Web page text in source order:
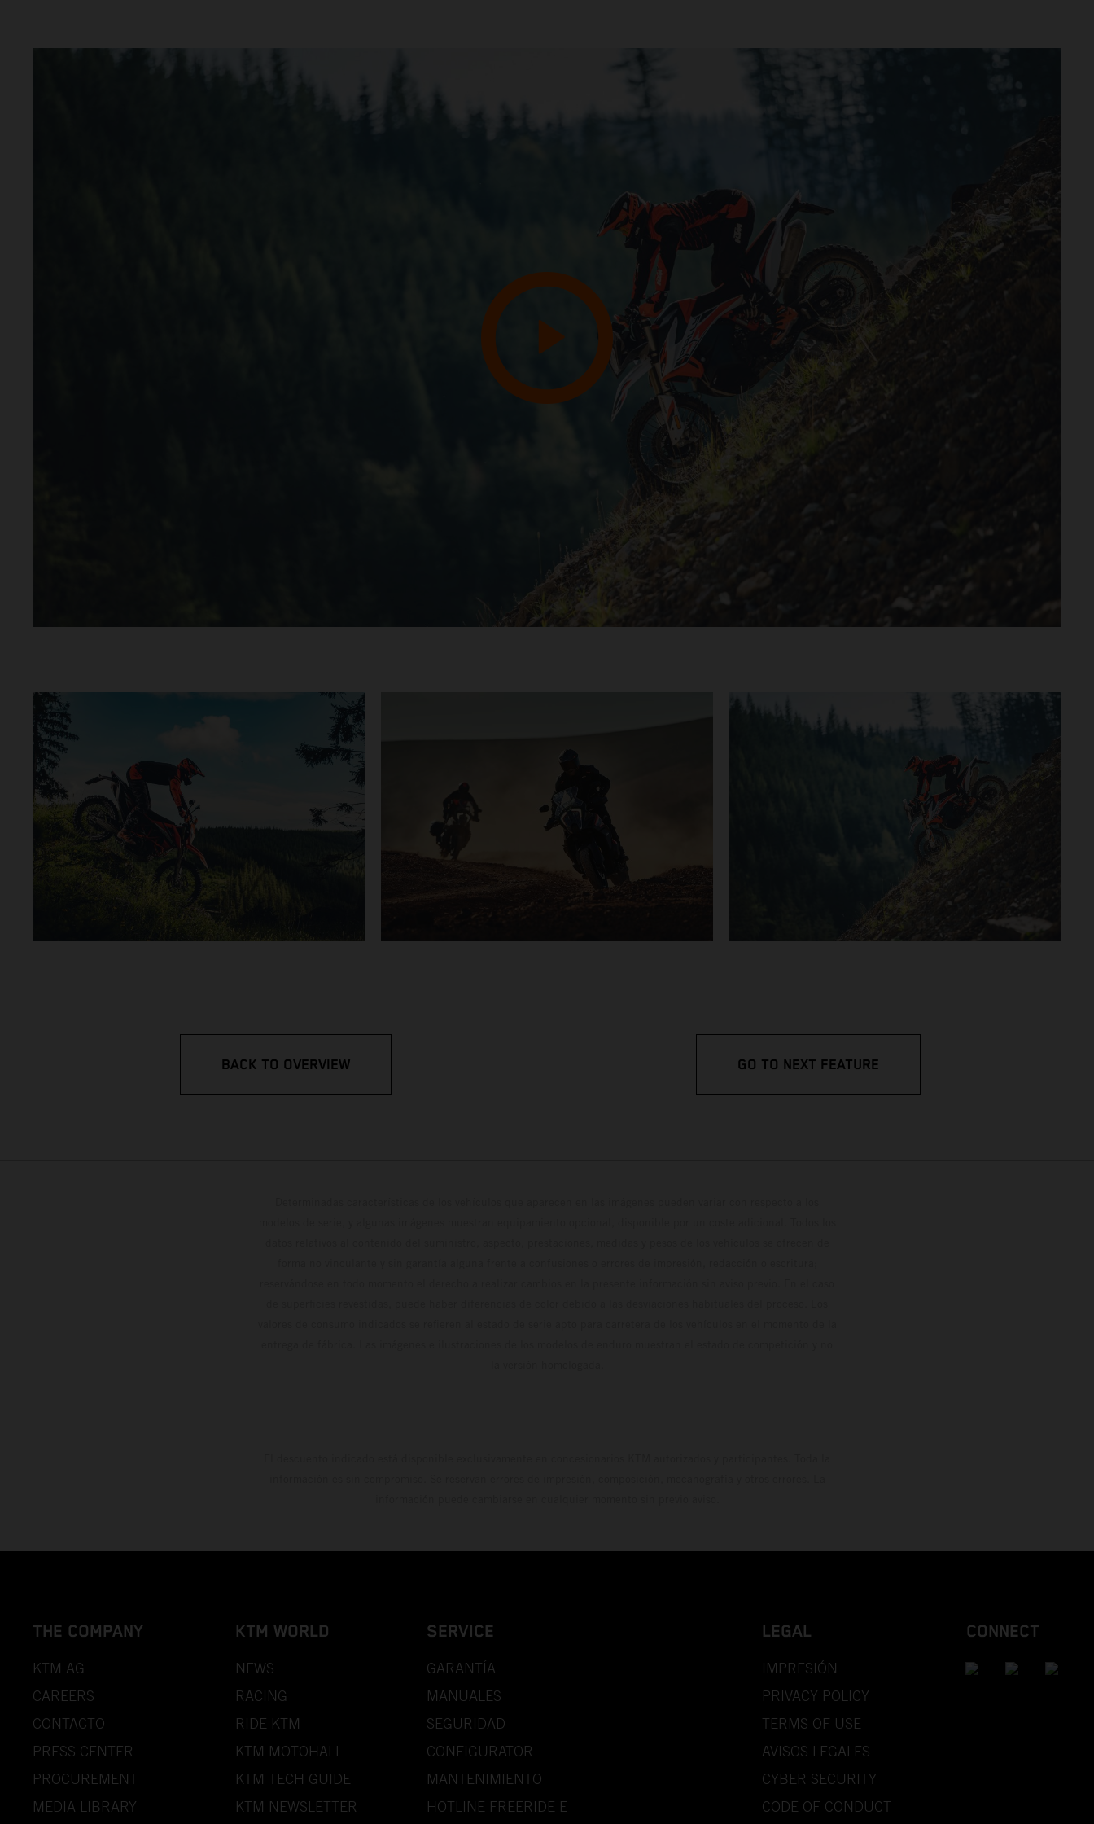
BACK TO OVERVIEW GO TO NEXT FEATURE
THE COMPANY
KTM AG
CAREERS
CONTACTO
PRESS CENTER
PROCUREMENT
MEDIA LIBRARY
KTM WORLD
NEWS
RACING
RIDE KTM
KTM MOTOHALL
KTM TECH GUIDE
KTM NEWSLETTER
SERVICE
GARANTÍA
MANUALES
SEGURIDAD
CONFIGURATOR
MANTENIMIENTO
HOTLINE FREERIDE E
LEGAL
IMPRESIÓN
PRIVACY POLICY
TERMS OF USE
AVISOS LEGALES
CYBER SECURITY
CODE OF CONDUCT
CONNECT